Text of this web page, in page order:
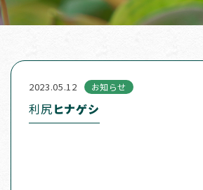
2023.05.12 お知らせ
利尻ヒナゲシ